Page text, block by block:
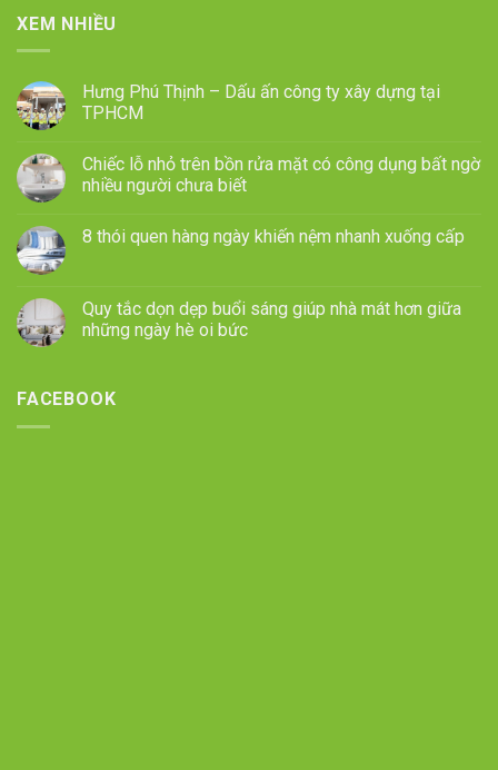
XEM NHIỀU
Hưng Phú Thịnh – Dấu ấn công ty xây dựng tại
TPHCM
Chiếc lỗ nhỏ trên bồn rửa mặt có công dụng bất ngờ
nhiều người chưa biết
8 thói quen hàng ngày khiến nệm nhanh xuống cấp
Quy tắc dọn dẹp buổi sáng giúp nhà mát hơn giữa
những ngày hè oi bức
FACEBOOK